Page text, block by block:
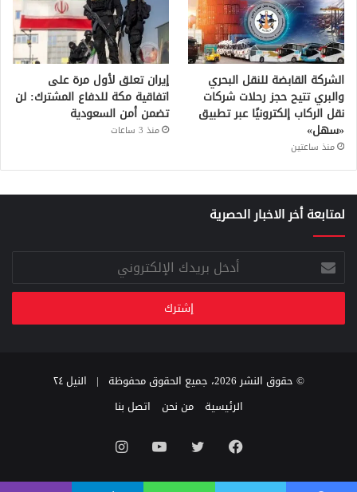
الشركة القابضة للنقل البحري
والبري تتيح حجز رحلات شركات
نقل الركاب إلكترونيًا عبر تطبيق
«سهل»
منذ ساعتين
إيران تعلق لأول مرة على
اتفاقية مكة للدفاع المشترك: لن
تضمن أمن السعودية
منذ 3 ساعات
لمتابعة أخر الاخبار الحصرية
أدخل
بريدك
الإلكتروني
© حقوق النشر 2026، جميع الحقوق محفوظة |
النيل ٢٤
الرئيسية
من نحن اتصل بنا
فيسبوك تويتر يوتيوب